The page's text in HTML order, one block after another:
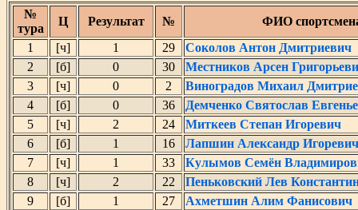
№
тура
Ц Результат №
ФИО
1
[ч] 1 29
Соколов Антон Дмитриевич
2
[б] 0 30
Местников Арсен
3
[ч] 0 2
Виноградов Михаил
4
[б] 0 36
Демченко Святослав
5
[ч] 2 24
Миткеев Степан Игоревич
6
[б] 1 16
Лапшин Александр Игоревич
7
[ч] 1 33
Кулымов Семён
8
[ч] 2 22
Пеньковский Лев
9
[б] 1 27
Ахметшин Алим Фанисович